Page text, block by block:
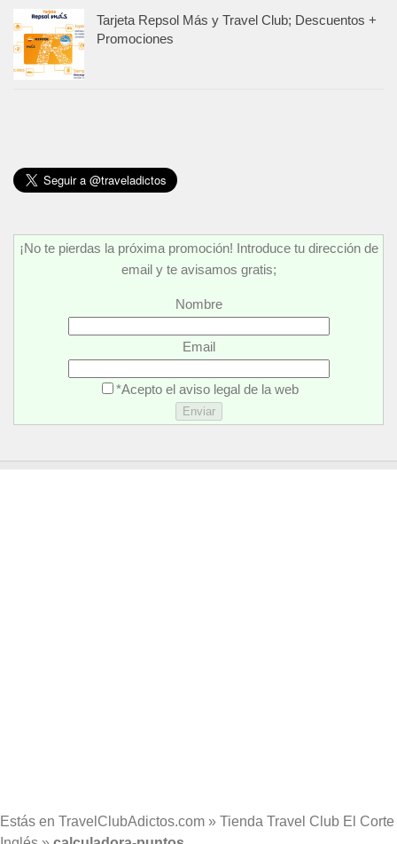
Tarjeta Repsol Más y Travel Club; Descuentos +
Promociones
¡No te pierdas la próxima promoción! Introduce tu dirección de
email y te avisamos gratis;
Nombre
Email
*Acepto el aviso legal de la web
Estás en TravelClubAdictos.com » Tienda Travel Club El Corte